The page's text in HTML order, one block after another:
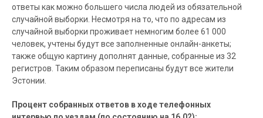
ответы как можно большего числа людей из обязательной
случайной выборки. Несмотря на то, что по адресам из
случайной выборки проживает немногим более 61 000
человек, учтены будут все заполненные онлайн-анкеты;
также общую картину дополнят данные, собранные из 32
регистров. Таким образом переписаны будут все жители
Эстонии.
Процент собранных ответов в ходе телефонных